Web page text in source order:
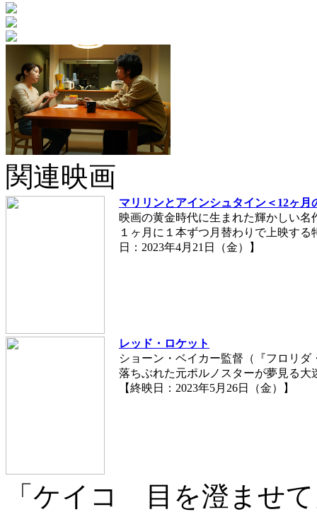
関連映画
マリリンとアインシュタイン＜12ヶ月
映画の黄金時代に生まれた輝かしい
１ヶ月に１本ずつ月替わりで上映す
日：2023年4月21日（金）】
レッド・ロケット
ショーン・ベイカー監督（『フロリ
落ちぶれた元ポルノスターが夢見る大
【終映日：2023年5月26日（金）】
「ケイコ 目を澄ませ